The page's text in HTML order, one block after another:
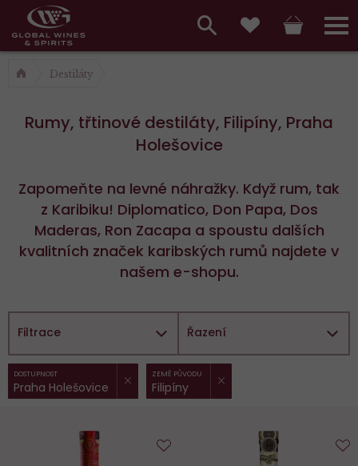
Hlavní
menu,
košík,
vyhledávání,
přihlášení
Destiláty
Rumy, třtinové destiláty, Filipíny, Praha
Holešovice
Zapomeňte na levné náhražky. Když rum, tak
z Karibiku! Diplomatico, Don Papa, Dos
Maderas, Ron Zacapa a spoustu dalších
kvalitních značek karibských rumů najdete v
našem e-shopu.
Filtrace
Vybrané
filtry:
DOSTUPNOST
Praha Holešovice
ZRUŠIT FILTR
ZEMĚ PŮVODU
Filipíny
Řazení